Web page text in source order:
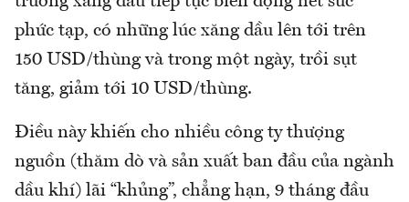
phức tạp, có những lúc xăng dầu lên tới trên
150 USD/thùng và trong một ngày, trồi sụt
tăng, giảm tới 10 USD/thùng.
Điều này khiến cho nhiều công ty thượng
nguồn (thăm dò và sản xuất ban đầu của ngành
dầu khí) lãi “khủng”, chẳng hạn, 9 tháng đầu